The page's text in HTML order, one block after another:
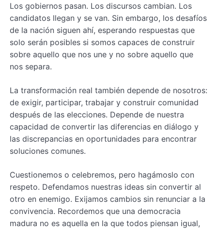
Los gobiernos pasan. Los discursos cambian. Los
candidatos llegan y se van. Sin embargo, los desafíos
de la nación siguen ahí, esperando respuestas que
solo serán posibles si somos capaces de construir
sobre aquello que nos une y no sobre aquello que
nos separa.
La transformación real también depende de nosotros:
de exigir, participar, trabajar y construir comunidad
después de las elecciones. Depende de nuestra
capacidad de convertir las diferencias en diálogo y
las discrepancias en oportunidades para encontrar
soluciones comunes.
Cuestionemos o celebremos, pero hagámoslo con
respeto. Defendamos nuestras ideas sin convertir al
otro en enemigo. Exijamos cambios sin renunciar a la
convivencia. Recordemos que una democracia
madura no es aquella en la que todos piensan igual,